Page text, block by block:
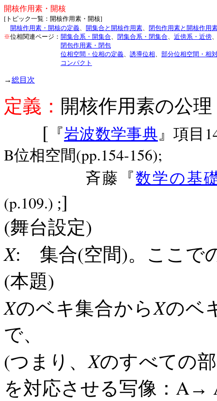
開核作用素・開核
[ トピック一覧：開核作用素・開核]
開核作用素・開核の定義、 開集合と開核作用素、 閉包作用素と開核作用
※位相関連ページ： 開集合系・開集合、 閉集合系・閉集合、 近傍系・近傍
閉包作用素・閉包
位相空間・位相の定義、 誘導位相、 部分位相空間・相
コンパクト
→総目次
定義： 開核作用素の公理
[ 『岩波数学事典』項目
B位相空間(pp.154-156);
斉藤『数学の基
(p.109.) ;]
(舞台設定)
X: 集合(空間)。ここで
(本題)
Xのベキ集合からXのベ
で、
(つまり、 Xのすべての
を対応させる写像： A→